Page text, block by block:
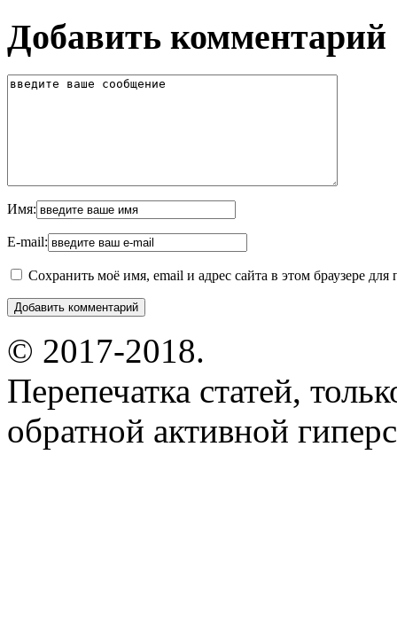
Добавить комментарий
Имя:
E-mail:
Сохранить моё имя, email и адрес сайта в этом браузере
© 2017-2018.
Перепечатка статей,
обратной активной